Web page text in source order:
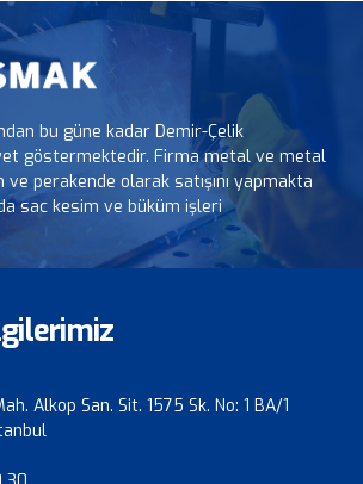
bu güne kadar Demir-Çelik
göstermektedir. Firma metal ve metal
perakende olarak satışını yapmakta
sac kesim ve büküm işleri
Alkop San. Sit. 1575 Sk. No: 1 BA/1